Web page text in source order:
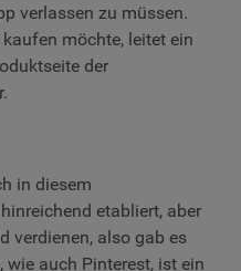
verlassen zu müssen.
möchte, leitet ein
der
in diesem
etabliert, aber
verdienen, also gab es
wie auch Pinterest, ist ein